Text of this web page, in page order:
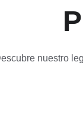
nuestro